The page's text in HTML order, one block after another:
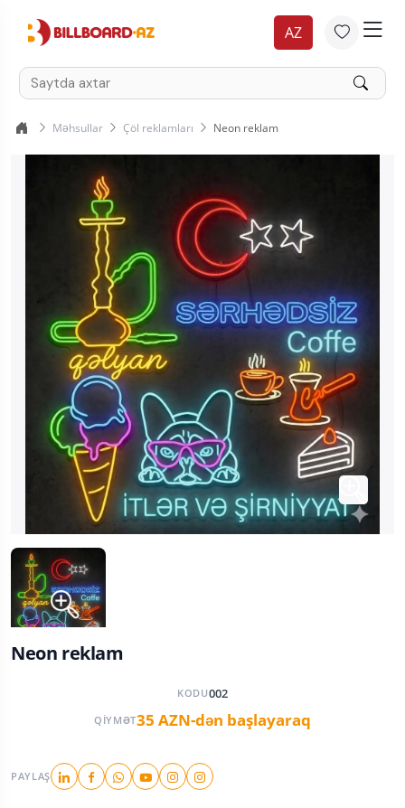
AZ
Məhsullar Çöl reklamları Neon reklam
Neon reklam
KODU002
QIYMƏT35 AZN-dən başlayaraq
PAYLAŞ